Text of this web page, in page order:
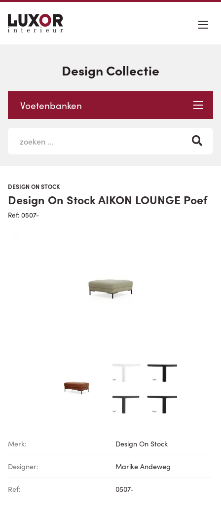
Design Collectie
Voetenbanken
DESIGN ON STOCK
Design On Stock AIKON LOUNGE Poef
Ref: 0507-
Merk: Design On Stock
Designer: Marike Andeweg
Ref: 0507-